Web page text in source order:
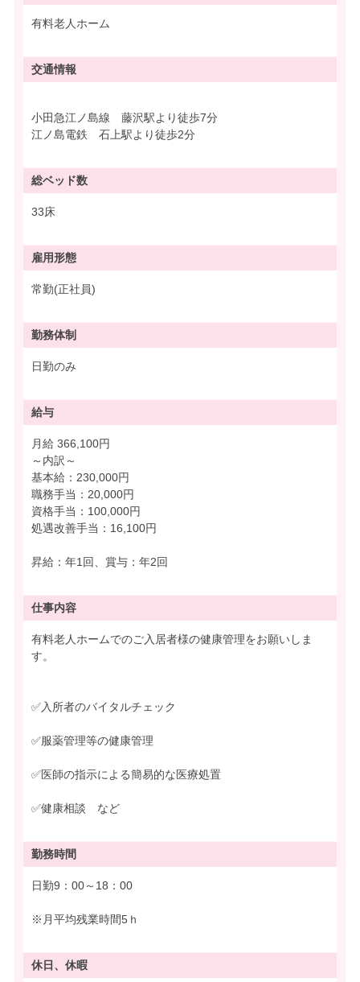
有料老人ホーム
交通情報
小田急江ノ島線 藤沢駅より徒歩7分
江ノ島電鉄 石上駅より徒歩2分
総ベッド数
33床
雇用形態
常勤(正社員)
勤務体制
日勤のみ
給与
月給 366,100円
～内訳～
基本給：230,000円
職務手当：20,000円
資格手当：100,000円
処遇改善手当：16,100円
昇給：年1回、賞与：年2回
仕事内容
有料老人ホームでのご入居者様の健康管理をお願いしま
す。
✅入所者のバイタルチェック
✅服薬管理等の健康管理
✅医師の指示による簡易的な医療処置
✅健康相談 など
勤務時間
日勤9：00～18：00
※月平均残業時間5ｈ
休日、休暇